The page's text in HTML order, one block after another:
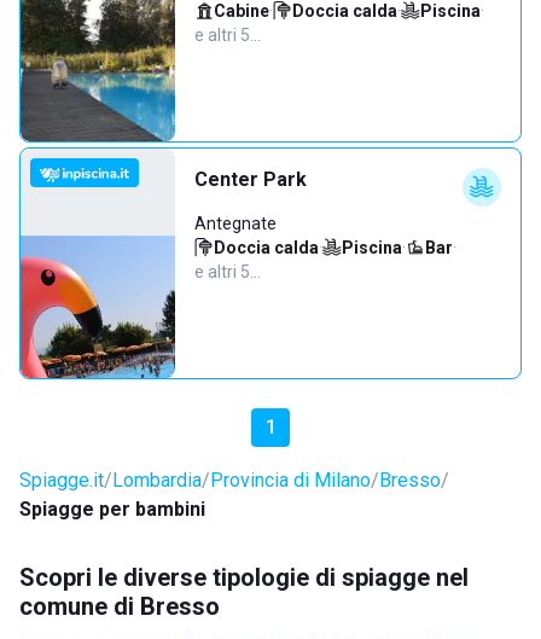
Cabine· Doccia calda· Piscina·
e altri 5…
Center Park
Antegnate
Doccia calda· Piscina· Bar·
e altri 5…
1
Spiagge.it Lombardia Provincia di Milano Bresso
Spiagge per bambini
Scopri le diverse tipologie di spiagge nel
comune di Bresso